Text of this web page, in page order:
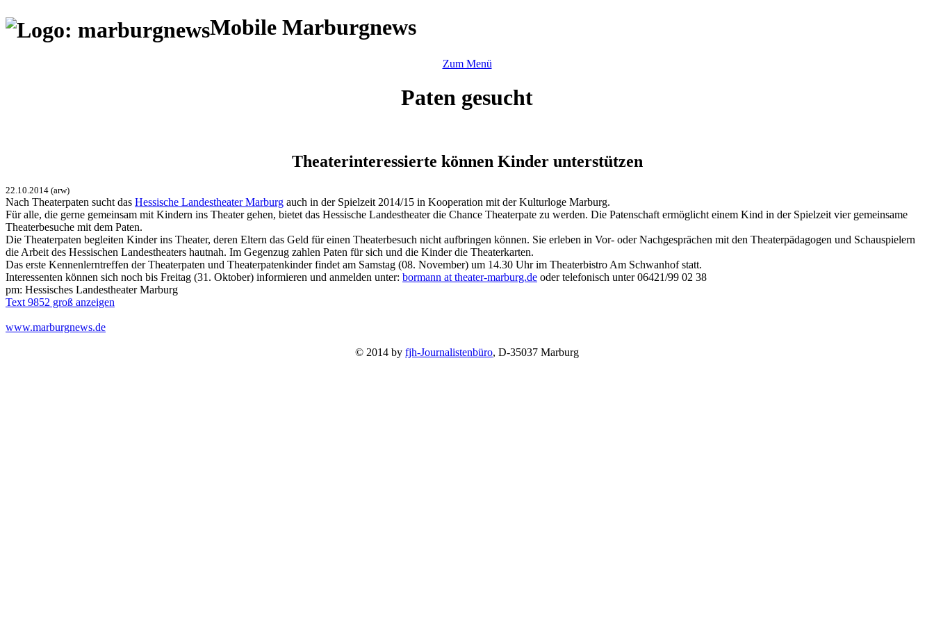
Mobile Marburgnews
Zum Menü
Paten gesucht
Theaterinteressierte können Kinder unterstützen
22.10.2014 (arw)
Nach Theaterpaten sucht das Hessische Landestheater Marburg auch in der Spielzeit 2014/15 in Kooperation mit der Kulturloge Marburg.
Für alle, die gerne gemeinsam mit Kindern ins Theater gehen, bietet das Hessische Landestheater die Chance Theaterpate zu werden. Die Patenschaft ermöglicht einem Kind in der Spielzeit vier gemeinsame
Theaterbesuche mit dem Paten.
Die Theaterpaten begleiten Kinder ins Theater, deren Eltern das Geld für einen Theaterbesuch nicht aufbringen können. Sie erleben in Vor- oder Nachgesprächen mit den Theaterpädagogen und Schauspielern
die Arbeit des Hessischen Landestheaters hautnah. Im Gegenzug zahlen Paten für sich und die Kinder die Theaterkarten.
Das erste Kennenlerntreffen der Theaterpaten und Theaterpatenkinder findet am Samstag (08. November) um 14.30 Uhr im Theaterbistro Am Schwanhof statt.
Interessenten können sich noch bis Freitag (31. Oktober) informieren und anmelden unter: bormann at theater-marburg.de oder telefonisch unter 06421/99 02 38
pm: Hessisches Landestheater Marburg
Text 9852 groß anzeigen
www.marburgnews.de
© 2014 by fjh-Journalistenbüro, D-35037 Marburg